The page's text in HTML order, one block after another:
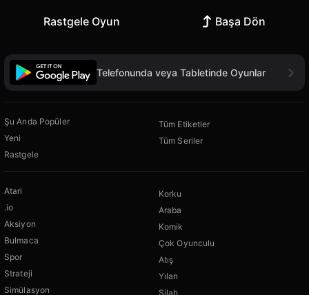
Rastgele Oyun Başa Dön
Telefonunda veya Tabletinde Oyunlar
Şu Anda Popüler
Yeni
Rastgele
Tüm Etiketler
Tüm Seriler
Atari
.io
Aksiyon
Bulmaca
Spor
Strateji
Simülasyon
Korku
Araba
Komik
Çok Oyunculu
Atış
Yılan
Silah